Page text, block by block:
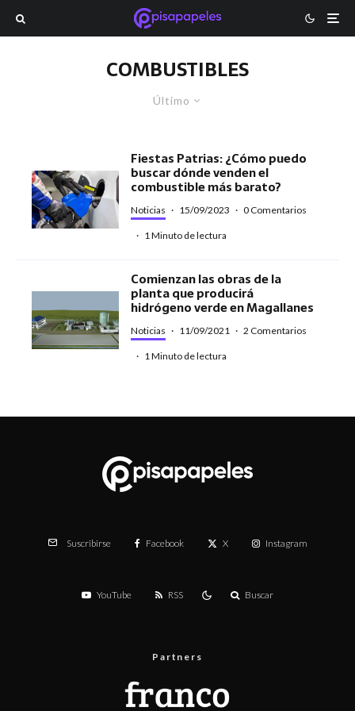
COMBUSTIBLES
Último
Fiestas Patrias: ¿Cómo puedo
buscar dónde venden el
combustible más barato?
Noticias · 15/09/2023 · 0 Comentarios
· 1 Minuto de lectura
Comienzan las obras de la
planta que producirá
hidrógeno verde en Magallanes
Noticias · 11/09/2021 · 2 Comentarios
· 1 Minuto de lectura
Suscribirse Facebook X Instagram
YouTube RSS Buscar
Partners